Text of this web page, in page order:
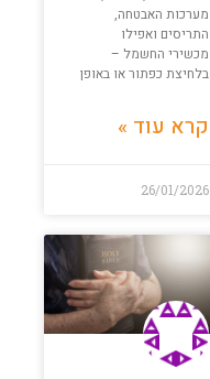
מערכות האבטחה,
התריסים ואפילו
מכשירי החשמל –
בלחיצת כפתור או באופן
קרא עוד »
26/01/2026